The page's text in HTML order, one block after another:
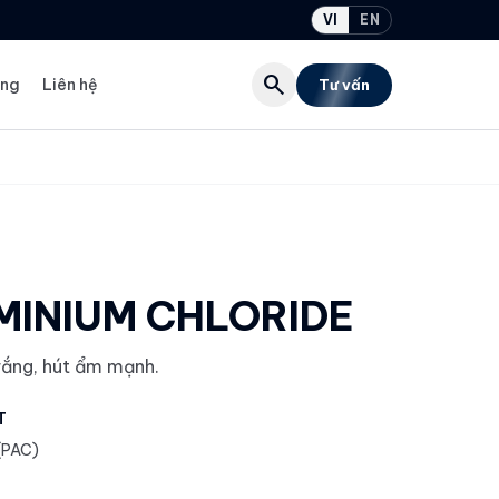
VI EN
Liên hệ search Tư vấn
CHLORIDE
hút ẩm mạnh.